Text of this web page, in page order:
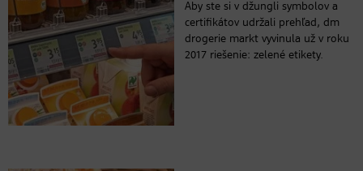
Aby ste si v džungli symbolov a
certifikátov udržali prehľad, dm
drogerie markt vyvinula už v roku
2017 riešenie: zelené etikety.